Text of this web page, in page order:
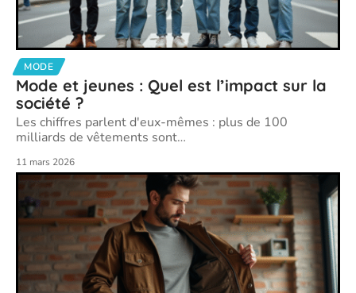
MODE
Mode et jeunes : Quel est l’impact sur la
société ?
Les chiffres parlent d'eux-mêmes : plus de 100
milliards de vêtements sont…
11 mars 2026